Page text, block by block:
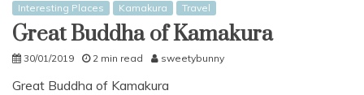
Interesting Places
Kamakura Travel
Great Buddha of Kamakura
30/01/2019 2 min read sweetybunny
Great Buddha of Kamakura